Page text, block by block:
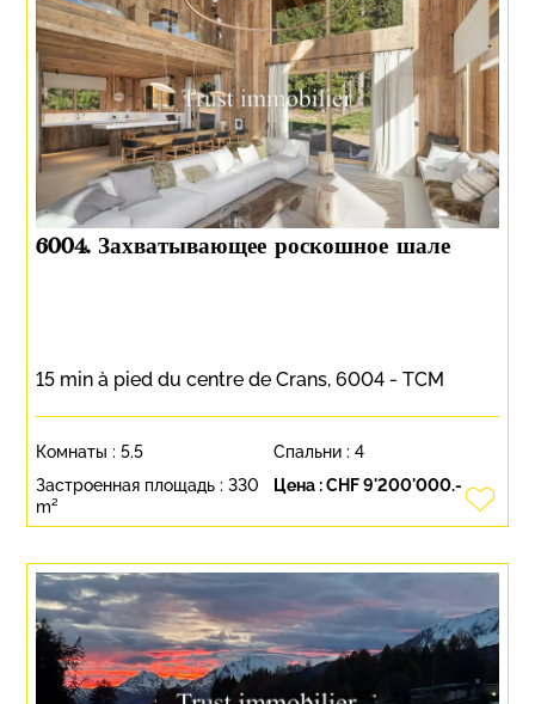
6004. Захватывающее роскошное шале
15 min à pied du centre de Crans, 6004 - TCM
Цена :CHF 9'200'000.-
Комнаты :5.5 Спальни : 4
Застроенная площадь :330
m²